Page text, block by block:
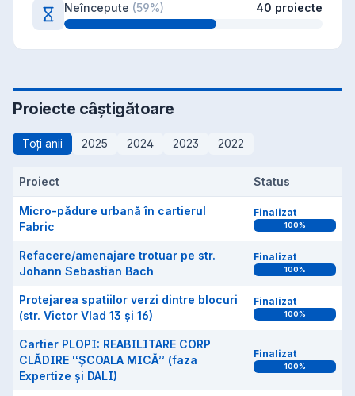
Neîncepute (59%) 40 proiecte
Proiecte câștigătoare
Toți anii 2025 2024 2023 2022
Proiect Status
Micro-pădure urbană în cartierul
Fabric
Finalizat
100%
Refacere/amenajare trotuar pe str.
Johann Sebastian Bach
Finalizat
100%
Protejarea spatiilor verzi dintre blocuri
(str. Victor Vlad 13 și 16)
Finalizat
100%
Cartier PLOPI: REABILITARE CORP
CLĂDIRE “ȘCOALA MICĂ” (faza
Expertize și DALI)
Finalizat
100%